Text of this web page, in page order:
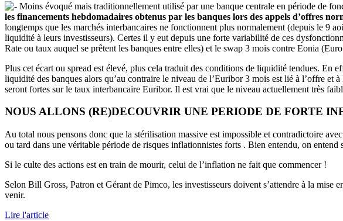
Moins évoqué mais traditionnellement utilisé par une banque centrale en période de
les financements hebdomadaires obtenus par les banques lors des appels d’offres
longtemps que les marchés interbancaires ne fonctionnent plus normalement (depuis le 9
liquidité à leurs investisseurs). Certes il y eut depuis une forte variabilité de ces
Rate ou taux auquel se prêtent les banques entre elles) et le swap 3 mois contre Eonia
Plus cet écart ou spread est élevé, plus cela traduit des conditions de liquidité tendues.
liquidité des banques alors qu’au contraire le niveau de l’Euribor 3 mois est lié à l’offre et
seront fortes sur le taux interbancaire Euribor. Il est vrai que le niveau actuellement très
NOUS ALLONS (RE)DECOUVRIR UNE PERIODE DE FORTE
Au total nous pensons donc que la stérilisation massive est impossible et contradictoire
ou tard dans une véritable période de risques inflationnistes forts . Bien entendu, on
Si le culte des actions est en train de mourir, celui de l’inflation ne fait que commencer !
Selon Bill Gross, Patron et Gérant de Pimco, les investisseurs doivent s’attendre à la mise
venir.
Lire l'article